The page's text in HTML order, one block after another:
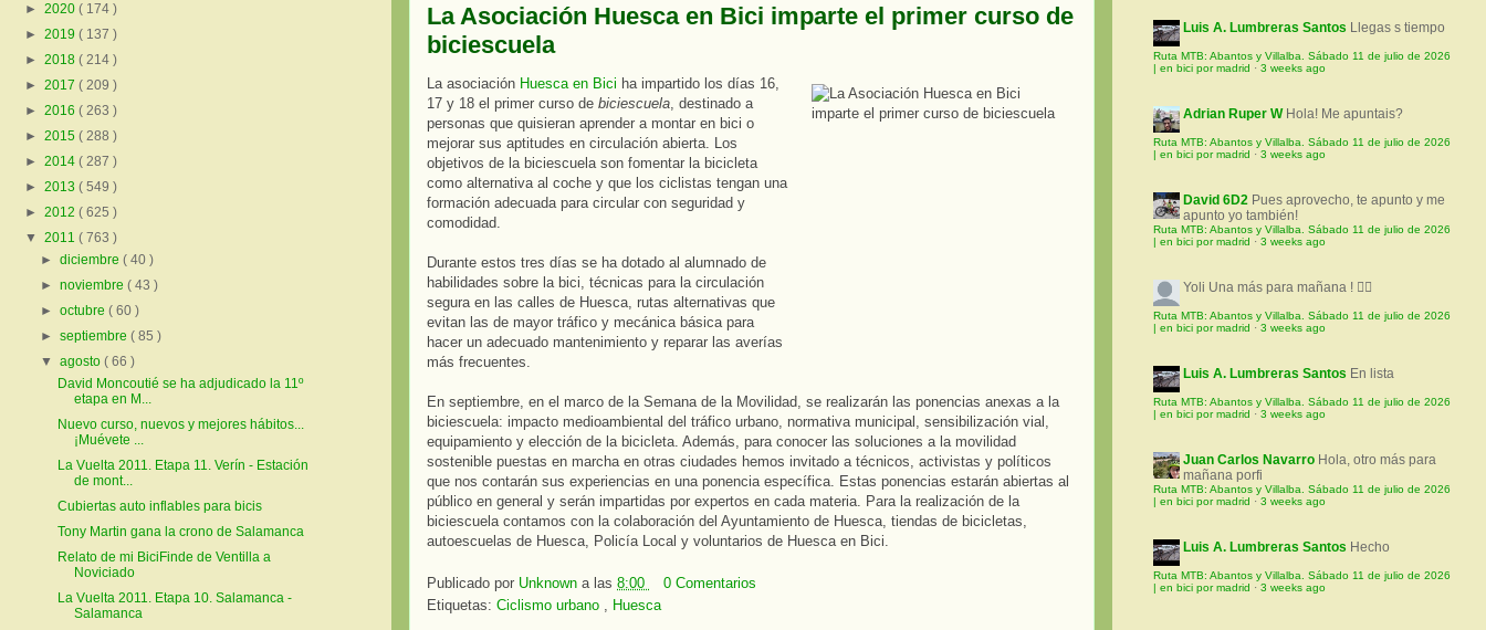
La Asociación Huesca en Bici imparte el primer curso de
biciescuela
La asociación Huesca en Bici ha impartido los días 16,
17 y 18 el primer curso de biciescuela , destinado a
personas que quisieran aprender a montar en bici o
mejorar sus aptitudes en circulación abierta. Los
objetivos de la biciescuela son fomentar la bicicleta
como alternativa al coche y que los ciclistas tengan una
formación adecuada para circular con seguridad y
comodidad.
Durante estos tres días se ha dotado al alumnado de
habilidades sobre la bici, técnicas para la circulación
segura en las calles de Huesca, rutas alternativas que
evitan las de mayor tráfico y mecánica básica para
hacer un adecuado mantenimiento y reparar las averías
más frecuentes.
En septiembre, en el marco de la Semana de la Movilidad, se realizarán las ponencias anexas a la
biciescuela: impacto medioambiental del tráfico urbano, normativa municipal, sensibilización vial,
equipamiento y elección de la bicicleta. Además, para conocer las soluciones a la movilidad
sostenible puestas en marcha en otras ciudades hemos invitado a técnicos, activistas y políticos
que nos contarán sus experiencias en una ponencia específica. Estas ponencias estarán abiertas al
público en general y serán impartidas por expertos en cada materia. Para la realización de la
biciescuela contamos con la colaboración del Ayuntamiento de Huesca, tiendas de bicicletas,
autoescuelas de Huesca, Policía Local y voluntarios de Huesca en Bici.
Publicado por Unknown a las 8:00
0 Comentarios
Etiquetas: Ciclismo urbano , Huesca
► 2020 ( 174 )
► 2019 ( 137 )
► 2018 ( 214 )
► 2017 ( 209 )
► 2016 ( 263 )
► 2015 ( 288 )
► 2014 ( 287 )
► 2013 ( 549 )
► 2012 ( 625 )
▼ 2011 ( 763 )
►diciembre( 40 )
►noviembre( 43 )
►octubre( 60 )
►septiembre( 85 )
▼agosto( 66 )
David Moncoutié se ha adjudicado la 11º
etapa en M...
Nuevo curso, nuevos y mejores hábitos...
¡Muévete ...
La Vuelta 2011. Etapa 11. Verín - Estación
de mont...
Cubiertas auto inflables para bicis
Tony Martin gana la crono de Salamanca
Relato de mi BiciFinde de Ventilla a
Noviciado
La Vuelta 2011. Etapa 10. Salamanca -
Salamanca
Luis A. Lumbreras Santos Llegas s tiempo
Ruta MTB: Abantos y Villalba. Sábado 11 de julio de 2026
| en bici por madrid · 3 weeks ago
Adrian Ruper W Hola! Me apuntais?
Ruta MTB: Abantos y Villalba. Sábado 11 de julio de 2026
| en bici por madrid · 3 weeks ago
David 6D2 Pues aprovecho, te apunto y me
apunto yo también!
Ruta MTB: Abantos y Villalba. Sábado 11 de julio de 2026
| en bici por madrid · 3 weeks ago
Yoli Una más para mañana ! 🚵‍♀️
Ruta MTB: Abantos y Villalba. Sábado 11 de julio de 2026
| en bici por madrid · 3 weeks ago
Luis A. Lumbreras Santos En lista
Ruta MTB: Abantos y Villalba. Sábado 11 de julio de 2026
| en bici por madrid · 3 weeks ago
Juan Carlos Navarro Hola, otro más para
mañana porfi
Ruta MTB: Abantos y Villalba. Sábado 11 de julio de 2026
| en bici por madrid · 3 weeks ago
Luis A. Lumbreras Santos Hecho
Ruta MTB: Abantos y Villalba. Sábado 11 de julio de 2026
| en bici por madrid · 3 weeks ago